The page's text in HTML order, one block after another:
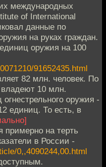
международных
of International
данные по
на руках граждан.
оружия на 100
91652435.html
82 млн. человек. По
10 млн.
оружия -
единиц. То есть, в
примерно на терть
в России -
0,,4090244,00.html